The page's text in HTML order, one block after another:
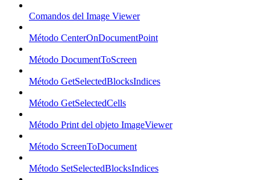
Comandos del Image Viewer
Método CenterOnDocumentPoint
Método DocumentToScreen
Método GetSelectedBlocksIndices
Método GetSelectedCells
Método Print del objeto ImageViewer
Método ScreenToDocument
Método SetSelectedBlocksIndices